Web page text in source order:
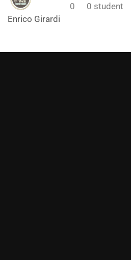
Enrico Girardi
0 0 student